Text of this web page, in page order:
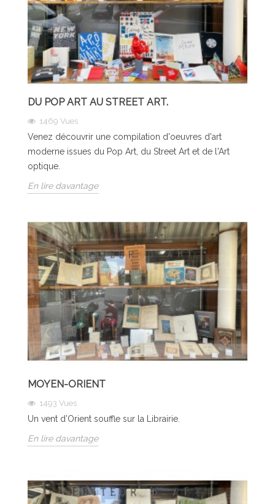
DU POP ART AU STREET ART.
1469 Vues
Venez découvrir une compilation d'oeuvres d'art
moderne issues du Pop Art, du Street Art et de l'Art
optique.
En lire davantage
MOYEN-ORIENT
1493 Vues
Un vent d’Orient souffle sur la Librairie.
En lire davantage